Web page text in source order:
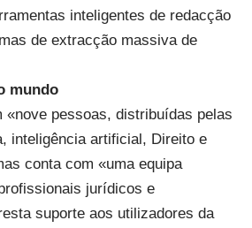
inteligentes de redacção
de extracção massiva de
mundo
«nove pessoas, distribuídas pelas
inteligência artificial, Direito e
conta com «uma equipa
jurídicos e
suporte aos utilizadores da